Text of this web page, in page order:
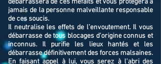
débarrassera de ces méfaits et vous protégera à
jamais de la personne malveillante responsable
de ces soucis.
Il neutralise les effets de l’envoutement. Il vous
débarrasse de tous blocages d'origine connus et
inconnus. Il purifie les lieux hantés et les
débarrasse définitivement des forces malsaines.
En faisant appel à lui, vous serez à l'abri des